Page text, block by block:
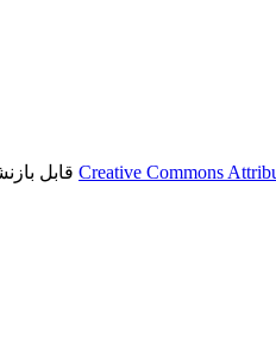
Creative Commons قابل